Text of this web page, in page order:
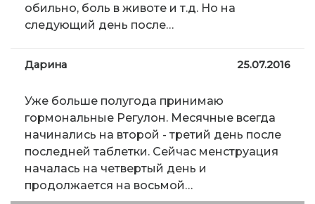
обильно, боль в животе и т.д. Но на
следующий день после…
Дарина 25.07.2016
Уже больше полугода принимаю
гормональные Регулон. Месячные всегда
начинались на второй - третий день после
последней таблетки. Сейчас менструация
началась на четвертый день и
продолжается на восьмой…